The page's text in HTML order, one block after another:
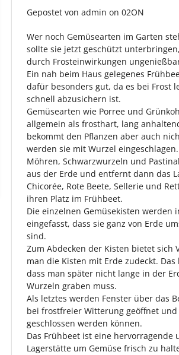
Gepostet von admin on 02ON
Wer noch Gemüsearten im Garten
sollte sie jetzt geschützt
durch Frosteinwirkungen
Ein nah beim Haus gelegenes
dafür besonders gut, da es bei Frost
schnell abzusichern ist.
Gemüsearten wie Porree und
allgemein als frosthart, lang
bekommt den Pflanzen aber auch
werden sie mit Wurzel eingeschlagen.
Möhren, Schwarzwurzeln und
aus der Erde und entfernt dann das
Chicorée, Rote Beete, Sellerie und
ihren Platz im Frühbeet.
Die einzelnen Gemüsekisten werden
eingefasst, dass sie ganz von Erde
sind.
Zum Abdecken der Kisten bietet sich
man die Kisten mit Erde zudeckt.
dass man später nicht lange in der
Wurzeln graben muss.
Als letztes werden Fenster über das
bei frostfreier Witterung geöffnet und
geschlossen werden können.
Das Frühbeet ist eine hervorragende
Lagerstätte um Gemüse frisch zu